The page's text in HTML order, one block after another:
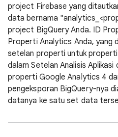
project Firebase yang
data bernama
project BigQuery Anda. ID
Properti Analytics Anda, yang
setelan properti untuk
dalam Setelan Analisis Aplikasi
properti Google Analytics 4
pengeksporan BigQuery-nya
datanya ke satu set data